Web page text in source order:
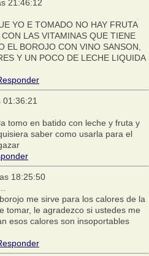
21:46:12
YO E TOMADO NO HAY FRUTA
LAS VITAMINAS QUE TIENE
EL BOROJO CON VINO SANSON,
Y UN POCO DE LECHE LIQUIDA
tomo en batido con leche y fruta y
saber como usarla para el
18:25:50
me sirve para los calores de la
tomar, le agradezco si ustedes me
esos calores son insoportables